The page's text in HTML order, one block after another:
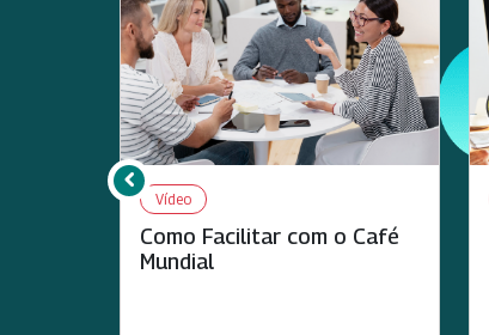
Vídeo
Como Facilitar com o Café
Mundial
Rolar para esquerda
chevron_left